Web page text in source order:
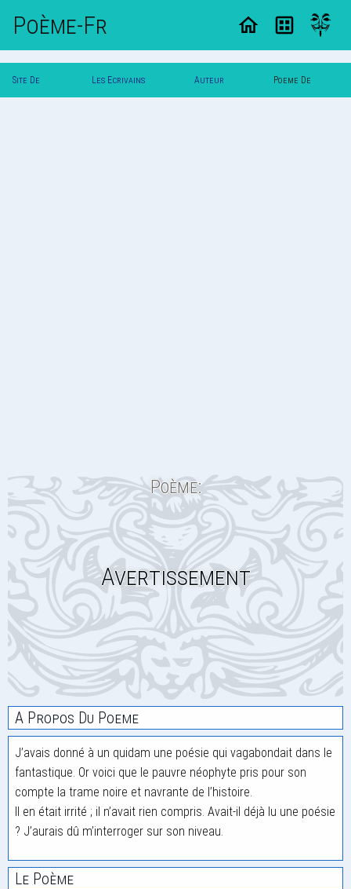
Poème-Fr
Site De Les Ecrivains Auteur Poeme De
Poème:
Avertissement
A Propos Du Poeme
J’avais donné à un quidam une poésie qui vagabondait dans le
fantastique. Or voici que le pauvre néophyte pris pour son
compte la trame noire et navrante de l’histoire.
Il en était irrité ; il n’avait rien compris. Avait-il déjà lu une poésie
? J’aurais dû m’interroger sur son niveau.
Le Poème